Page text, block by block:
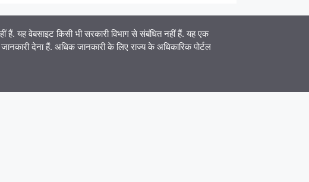
वेबसाइट किसी भी सरकारी विभाग से संबंधित नहीं हैं. यह एक
देना हैं. अधिक जानकारी के लिए राज्य के अधिकारिक पोर्टल